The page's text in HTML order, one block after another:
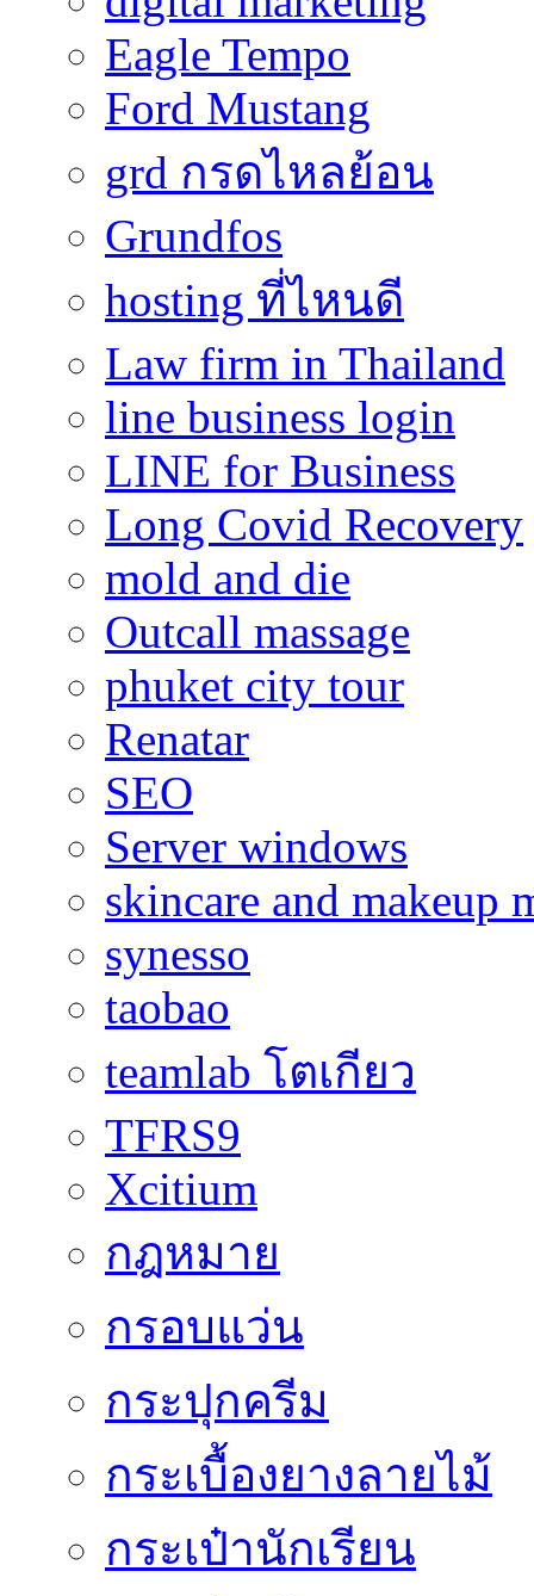
Eagle Tempo
Ford Mustang
grd กรดไหลย้อน
Grundfos
hosting ที่ไหนดี
Law firm in Thailand
line business login
LINE for Business
Long Covid Recovery
mold and die
Outcall massage
phuket city tour
Renatar
SEO
Server windows
skincare and makeup
synesso
taobao
teamlab โตเกียว
TFRS9
Xcitium
กฎหมาย
กรอบแว่น
กระปุกครีม
กระเบื้องยางลายไม้
กระเป๋านักเรียน